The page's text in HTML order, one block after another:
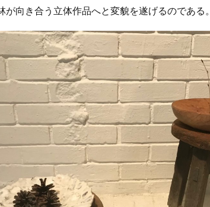
が向き合う立体作品へと変貌を遂げるのである。